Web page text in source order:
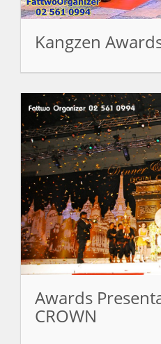
Kangzen
Awards
CROWN